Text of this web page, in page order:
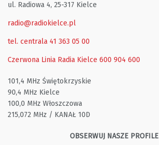
ul. Radiowa 4, 25-317 Kielce
radio@radiokielce.pl
tel. centrala 41 363 05 00
Czerwona Linia Radia Kielce 600 904 600
101,4 MHz Świętokrzyskie
90,4 MHz Kielce
100,0 MHz Włoszczowa
215,072 MHz / KANAŁ 10D
OBSERWUJ NASZE PROFILE